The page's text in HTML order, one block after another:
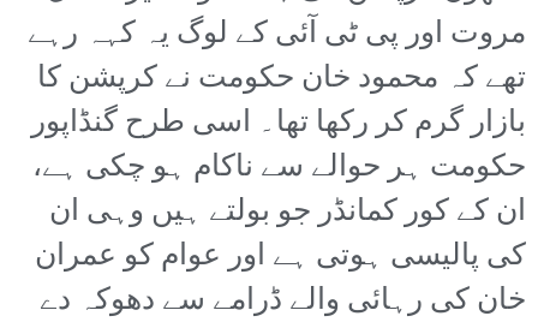
مروت اور پی ٹی آئی کے لوگ یہ کہہ رہے
تھے کہ محمود خان حکومت نے کرپشن کا
بازار گرم کر رکھا تھا۔ اسی طرح گنڈاپور
حکومت ہر حوالے سے ناکام ہو چکی ہے،
ان کے کور کمانڈر جو بولتے ہیں وہی ان
کی پالیسی ہوتی ہے اور عوام کو عمران
خان کی رہائی والے ڈرامے سے دھوکہ دے